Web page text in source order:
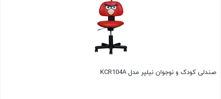
صندلی کودک و نوجوان نیلپر مدل KCR104A